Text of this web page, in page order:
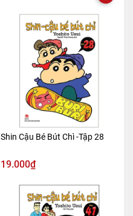
Shin Cậu Bé Bút Chì -Tập 28
19.000₫